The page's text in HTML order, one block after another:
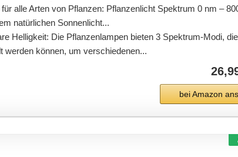
alle Arten von Pflanzen: Pflanzenlicht Spektrum 0 nm –
natürlichen Sonnenlicht...
Helligkeit: Die Pflanzenlampen bieten 3 Spektrum-Modi, die
werden können, um verschiedenen...
bei Amazon